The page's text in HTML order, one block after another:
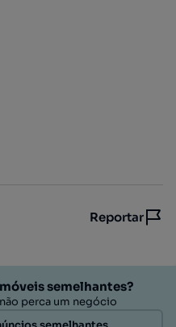
Reportar
semelhantes?
perca um negócio